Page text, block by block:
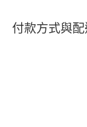
付款方式與